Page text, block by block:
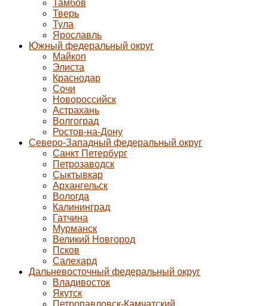
Тамбов
Тверь
Тула
Ярославль
Южный федеральный округ
Майкоп
Элиста
Краснодар
Сочи
Новороссийск
Астрахань
Волгоград
Ростов-на-Дону
Северо-Западный федеральный округ
Санкт Петербург
Петрозаводск
Сыктывкар
Архангельск
Вологда
Калининград
Гатчина
Мурманск
Великий Новгород
Псков
Салехард
Дальневосточный федеральный округ
Владивосток
Якутск